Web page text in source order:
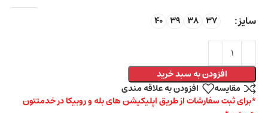
سایز 37
38
39
40
افزودن به سبد خرید
مقايسه
افزودن به علاقه مندی
*برای ثبت سفارشات از طریق اپلیکیشن های بله و روبیکا در خدمتتون